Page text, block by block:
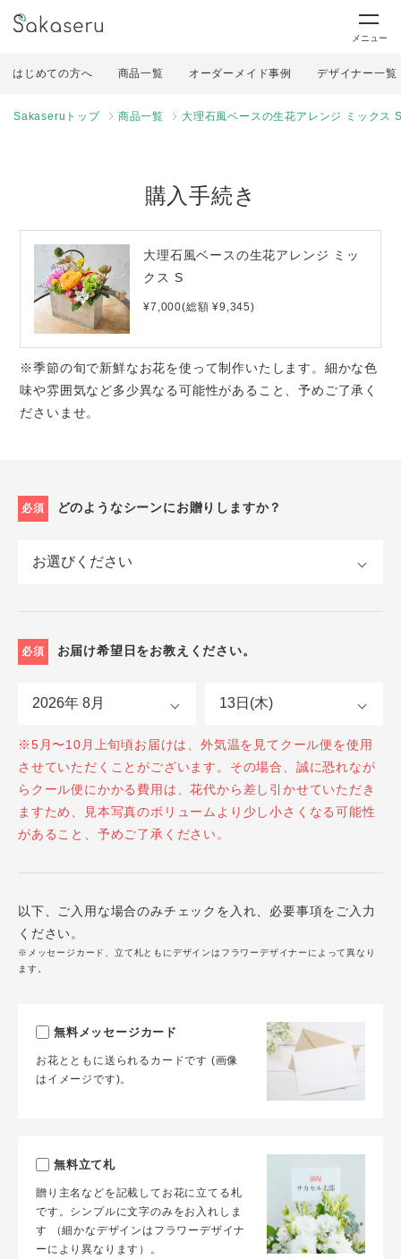
メニュー
はじめての方へ 商品一覧 オーダーメイド事例 デザイナー一覧
Sakaseruトップ 商品一覧 大理石風ベースの生花アレンジ ミックス
購入手続き
大理石風ベースの生花アレンジ ミッ
クス S
¥7,000(総額 ¥9,345)
※季節の旬で新鮮なお花を使って制作いたします。細かな色
味や雰囲気など多少異なる可能性があること、予めご了承く
ださいませ。
必須 どのようなシーンにお贈りしますか？
必須 お届け希望日をお教えください。
※5月〜10月上旬頃お届けは、外気温を見てクール便を使用
させていただくことがございます。その場合、誠に恐れなが
らクール便にかかる費用は、花代から差し引かせていただき
ますため、見本写真のボリュームより少し小さくなる可能性
があること、予めご了承ください。
以下、ご入用な場合のみチェックを入れ、必要事項をご入力
ください。
※メッセージカード、立て札ともにデザインはフラワーデザイナーによって異なり
ます。
無料メッセージカード
お花とともに送られるカードです (画像
はイメージです)。
無料立て札
贈り主名などを記載してお花に立てる札
です。シンプルに文字のみをお入れしま
す （細かなデザインはフラワーデザイナ
ーにより異なります）。